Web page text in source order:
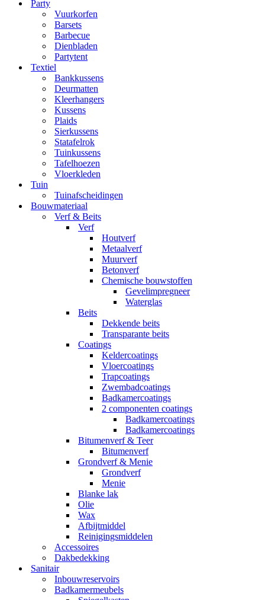
Party
Vuurkorfen
Barsets
Barbecue
Dienbladen
Partytent
Textiel
Bankkussens
Deurmatten
Kleerhangers
Kussens
Plaids
Sierkussens
Statafelrok
Tuinkussens
Tafelhoezen
Vloerkleden
Tuin
Tuinafscheidingen
Bouwmateriaal
Verf & Beits
Verf
Houtverf
Metaalverf
Muurverf
Betonverf
Chemische bouwstoffen
Gevelimpregneer
Waterglas
Beits
Dekkende beits
Transparante beits
Coatings
Keldercoatings
Vloercoatings
Trapcoatings
Zwembadcoatings
Badkamercoatings
2 componenten coatings
Badkamercoatings
Badkamercoatings
Bitumenverf & Teer
Bitumenverf
Grondverf & Menie
Grondverf
Menie
Blanke lak
Olie
Wax
Afbijtmiddel
Reinigingsmiddelen
Accessoires
Dakbedekking
Sanitair
Inbouwreservoirs
Badkamermeubels